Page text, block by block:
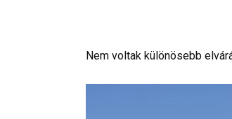
Nem voltak különösebb